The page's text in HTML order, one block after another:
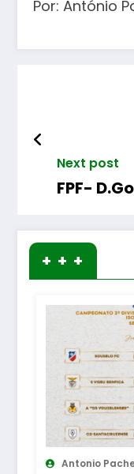
Por: António
Next post
FPF-
+ + +
0